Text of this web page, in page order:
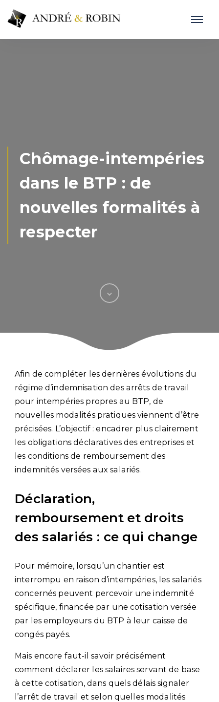
Chômage-intempéries
dans le BTP : de
nouvelles formalités à
respecter
Afin de compléter les dernières évolutions du
régime d’indemnisation des arrêts de travail
pour intempéries propres au BTP, de
nouvelles modalités pratiques viennent d’être
précisées. L’objectif : encadrer plus clairement
les obligations déclaratives des entreprises et
les conditions de remboursement des
indemnités versées aux salariés.
Déclaration,
remboursement et droits
des salariés : ce qui change
Pour mémoire, lorsqu’un chantier est
interrompu en raison d’intempéries, les salariés
concernés peuvent percevoir une indemnité
spécifique, financée par une cotisation versée
par les employeurs du BTP à leur caisse de
congés payés.
Mais encore faut-il savoir précisément
comment déclarer les salaires servant de base
à cette cotisation, dans quels délais signaler
l’arrêt de travail et selon quelles modalités